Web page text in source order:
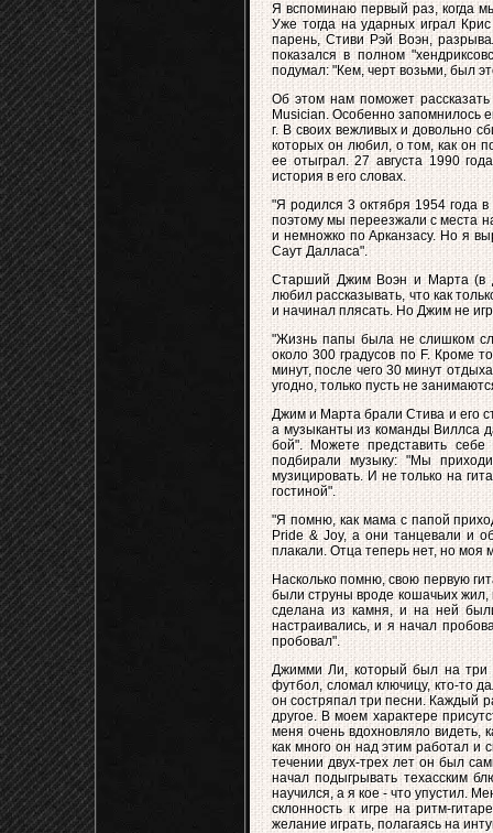
Я вспоминаю первый раз, когда
Уже тогда на ударных играл
парень, Стиви Рэй Воэн,
показался в полном
подумал: "Кем, черт возьми, был
Об этом нам поможет
Musician. Особенно запомнилось
г. В своих вежливых и довольно
которых он любил, о том, как он
ее отыграл. 27 августа 1990
история в его словах.
"Я родился 3 октября 1954 года
поэтому мы переезжали с места
и немножко по Арканзасу. Но я
Саут Далласа".
Старший Джим Воэн и Марта (в
любил рассказывать, что как
и начинал плясать. Но Джим не
"Жизнь папы была не слишком
около 300 градусов по F. Кроме
минут, после чего 30 минут
угодно, только пусть не
Джим и Марта брали Стива и его
а музыканты из команды Виллса
бой". Можете представить
подбирали музыку: "Мы
музицировать. И не только на
гостиной".
"Я помню, как мама с папой
Pride & Joy, а они танцевали и
плакали. Отца теперь нет, но моя
Насколько помню, свою первую
были струны вроде кошачьих
сделана из камня, и на ней
настраивались, и я начал
пробовал".
Джимми Ли, который был на три
футбол, сломал ключицу, кто-то
он состряпал три песни. Каждый
другое. В моем характере
меня очень вдохновляло видеть,
как много он над этим работал и
течении двух-трех лет он был
начал подыгрывать техасским
научился, а я кое - что упустил.
склонность к игре на ритм-
желание играть, полагаясь на